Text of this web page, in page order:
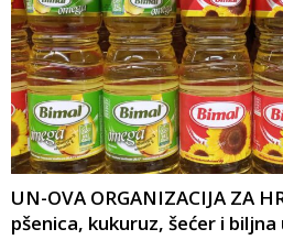
UN-OVA ORGANIZACIJA ZA
pšenica, kukuruz, šećer i biljna